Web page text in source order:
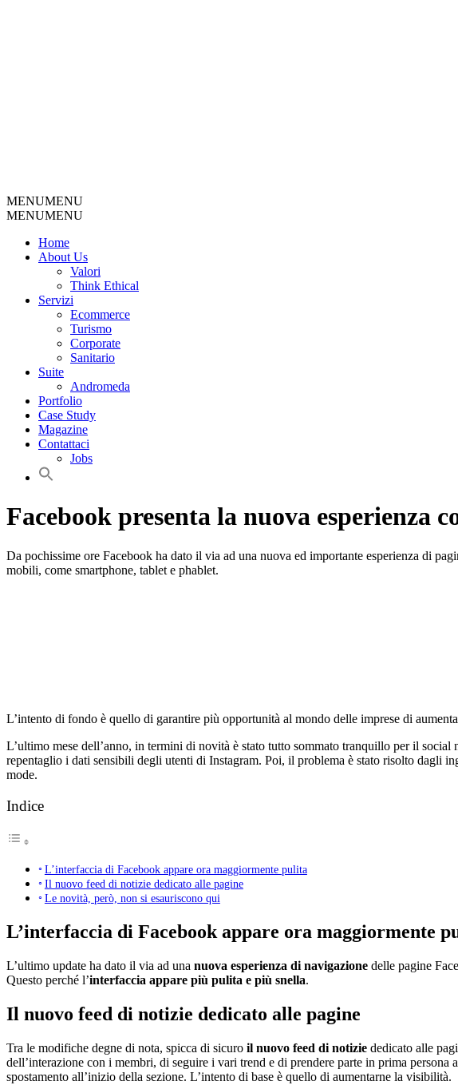
MENUMENU
MENUMENU
Home
About Us
Valori
Think Ethical
Servizi
Ecommerce
Turismo
Corporate
Sanitario
Suite
Andromeda
Portfolio
Case Study
Magazine
Contattaci
Jobs
Facebook presenta la nuova esperienza
Da pochissime ore Facebook ha dato il via ad una nuova ed importante esperienza di
mobili, come smartphone, tablet e phablet.
L’intento di fondo è quello di garantire più opportunità al mondo delle imprese di
L’ultimo mese dell’anno, in termini di novità è stato tutto sommato tranquillo per il
repentaglio i dati sensibili degli utenti di Instagram. Poi, il problema è stato risolto dagli
mode.
Indice
L’interfaccia di Facebook appare ora maggiormente pulita
Il nuovo feed di notizie dedicato alle pagine
Le novità, però, non si esauriscono qui
L’interfaccia di Facebook appare ora maggiormente
L’ultimo update ha dato il via ad una nuova esperienza di navigazione delle pagine
Questo perché l’interfaccia appare più pulita e più snella.
Il nuovo feed di notizie dedicato alle pagine
Tra le modifiche degne di nota, spicca di sicuro il nuovo feed di notizie dedicato alle
dell’interazione con i membri, di seguire i vari trend e di prendere parte in prima persona
spostamento all’inizio della sezione. L’intento di base è quello di aumentarne la visibilità.